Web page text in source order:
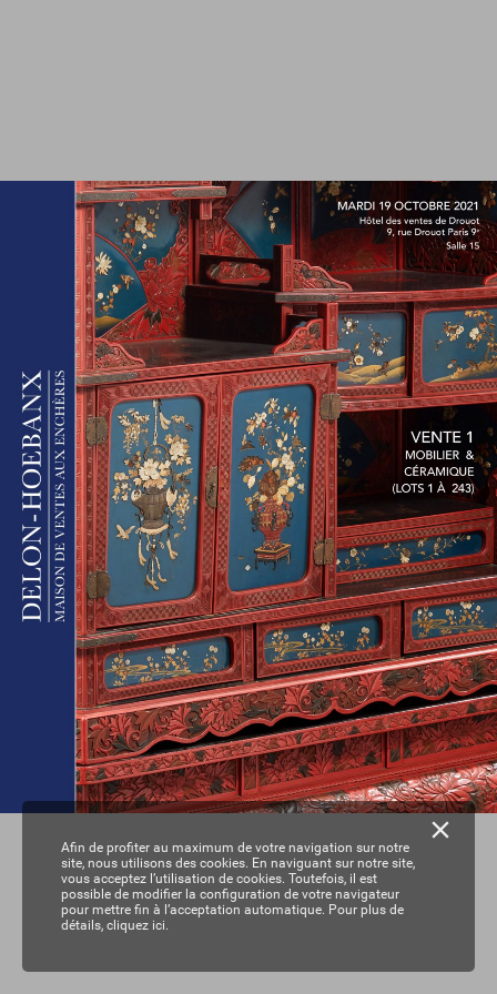
Afin de profiter au maximum de votre navigation sur notre
site, nous utilisons des cookies. En naviguant sur notre site,
vous acceptez l’utilisation de cookies. Toutefois, il est
possible de modifier la configuration de votre navigateur
pour mettre fin à l’acceptation automatique. Pour plus de
détails, cliquez ici.